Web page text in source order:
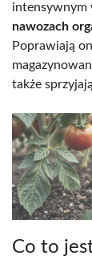
intensywnym
nawozach
Poprawiają
także
Co to